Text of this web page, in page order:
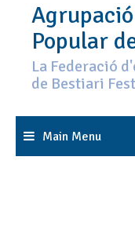
Popular
La Federació
de Bestiari
Main Menu